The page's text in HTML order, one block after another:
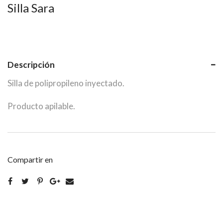
Silla Sara
Descripción
Silla de polipropileno inyectado.
Producto apilable.
Compartir en